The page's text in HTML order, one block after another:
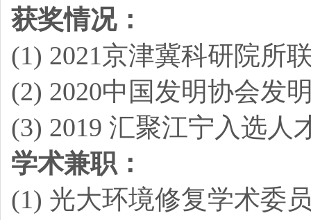
获奖情况：
(1) 2021京津冀科研院所
(2) 2020中国发明协会发
(3) 2019 汇聚江宁入选人
学术兼职：
(1) 光大环境修复学术委